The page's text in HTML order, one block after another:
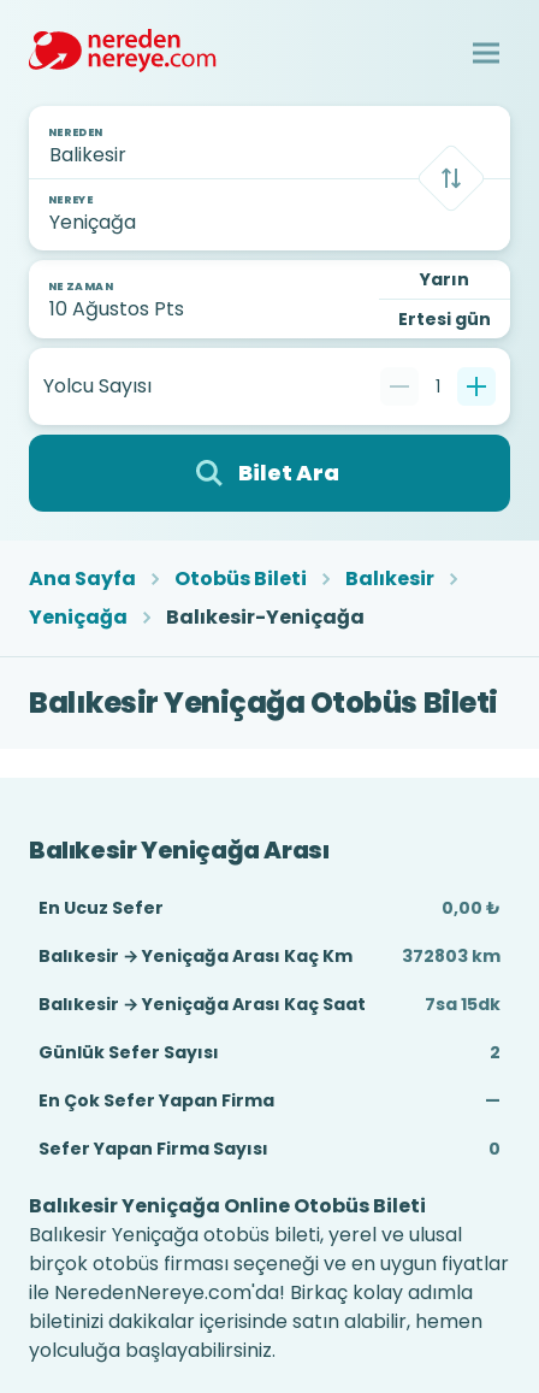
NEREDEN
NEREYE
NE ZAMAN
Yarın
Ertesi gün
Yolcu Sayısı 1
Bilet Ara
Ana Sayfa Otobüs Bileti
Balıkesir
Yeniçağa
Balıkesir-Yeniçağa
Balıkesir Yeniçağa Otobüs Bileti
Balıkesir Yeniçağa Arası
En Ucuz Sefer
0,00 ₺
Balıkesir → Yeniçağa Arası Kaç Km
372803 km
Balıkesir → Yeniçağa Arası Kaç Saat
7sa 15dk
Günlük Sefer Sayısı
2
En Çok Sefer Yapan Firma
—
Sefer Yapan Firma Sayısı
0
Balıkesir Yeniçağa Online Otobüs Bileti
Balıkesir Yeniçağa otobüs bileti, yerel ve ulusal
birçok otobüs firması seçeneği ve en uygun fiyatlar
ile NeredenNereye.com'da! Birkaç kolay adımla
biletinizi dakikalar içerisinde satın alabilir, hemen
yolculuğa başlayabilirsiniz.